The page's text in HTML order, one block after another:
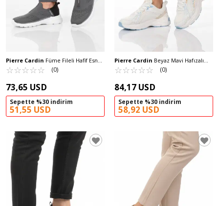
Pierre Cardin Füme Fileli Hafif Esnek
Erkek Yürüyüş ve Spor Ayakkabı PCI-
10050 M
☆☆☆☆☆
★★★★★ (0)
73,65 USD
Sepette %30 indirim
51,55 USD
Pierre Cardin Beyaz Mavi Hafızalı
Taban Fileli Hafif Kadın Spor Ayakkabı
PCI-11369 G
☆☆☆☆☆
★★★★★ (0)
84,17 USD
Sepette %30 indirim
58,92 USD